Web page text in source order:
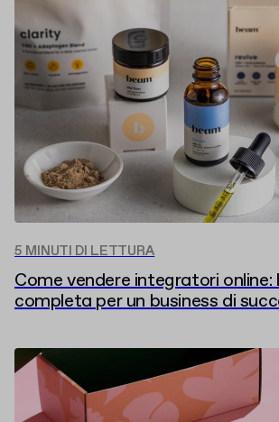
5 MINUTI DI LETTURA
Come vendere integratori online:
completa per un business di